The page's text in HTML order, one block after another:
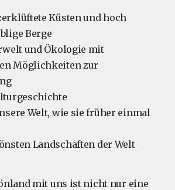
Küsten und hoch
Berge
und Ökologie mit
Möglichkeiten zur
Welt, wie sie früher einmal
Landschaften der Welt
mit uns ist nicht nur eine